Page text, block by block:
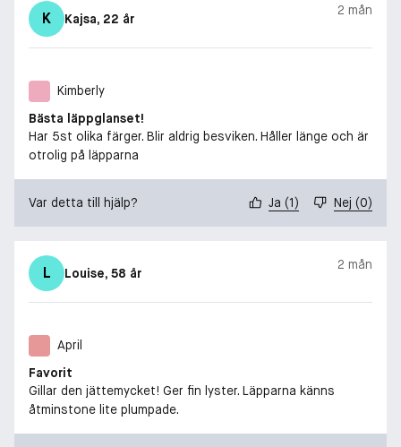
K Kajsa, 22 år
2 mån
Kimberly
Bästa läppglanset!
Har 5st olika färger. Blir aldrig besviken. Håller länge och är
otrolig på läpparna
Var detta till hjälp? Ja (1) Nej (0)
L Louise, 58 år
2 mån
April
Favorit
Gillar den jättemycket! Ger fin lyster. Läpparna känns
åtminstone lite plumpade.